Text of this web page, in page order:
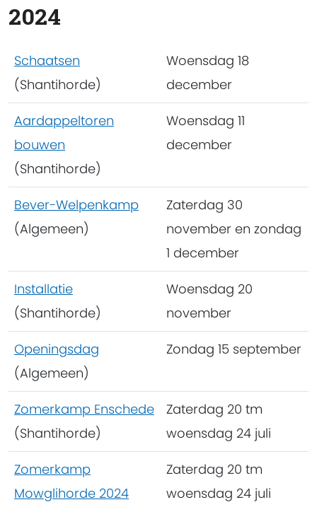
2024
Schaatsen
(Shantihorde)
Woensdag 18
december
Aardappeltoren
bouwen
(Shantihorde)
Woensdag 11
december
Bever-Welpenkamp
(Algemeen)
Zaterdag 30
november en zondag
1 december
Installatie
(Shantihorde)
Woensdag 20
november
Openingsdag
(Algemeen)
Zondag 15 september
Zomerkamp Enschede
(Shantihorde)
Zaterdag 20 tm
woensdag 24 juli
Zomerkamp
Mowglihorde 2024
Zaterdag 20 tm
woensdag 24 juli